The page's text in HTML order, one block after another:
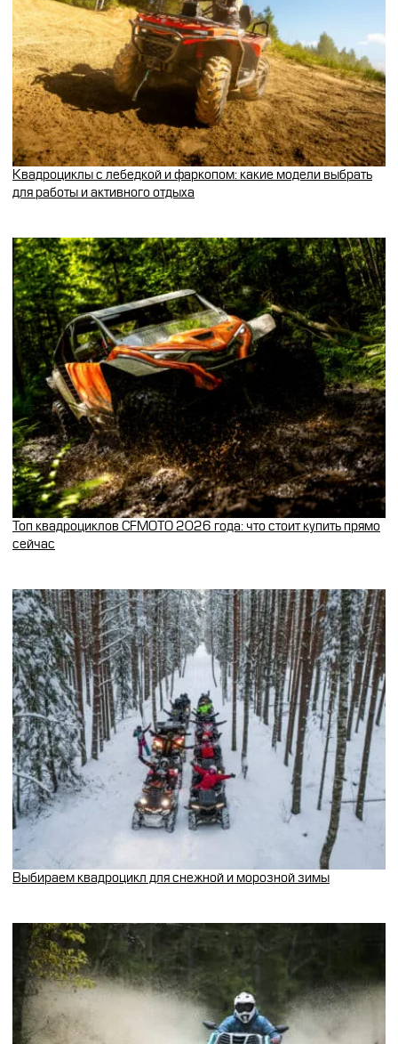
Квадроциклы с лебедкой и фаркопом: какие модели выбрать
для работы и активного отдыха
Топ квадроциклов CFMOTO 2026 года: что стоит купить прямо
сейчас
Выбираем квадроцикл для снежной и морозной зимы